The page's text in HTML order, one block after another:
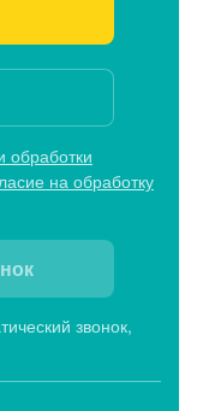
обработки
на обработку
звонок,